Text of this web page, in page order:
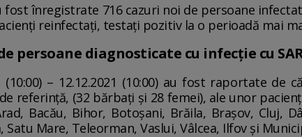
înregistrate 716 cazuri noi de persoane
reinfectați, testați pozitiv la o perioadă mai
persoane diagnosticate cu infecție cu
(10:00) – 12.12.2021 (10:00) au fost raportate de
referință, (32 bărbați și 28 femei), ale unor
Bacău, Bihor, Botoșani, Brăila, Brașov, Cluj,
Satu Mare, Teleorman, Vaslui, Vâlcea, Ilfov și